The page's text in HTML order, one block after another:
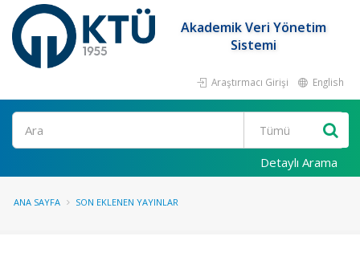
Akademik Veri Yönetim
Sistemi
Araştırmacı Girişi English
Ara
Detaylı Arama
ANA SAYFA SON EKLENEN YAYINLAR